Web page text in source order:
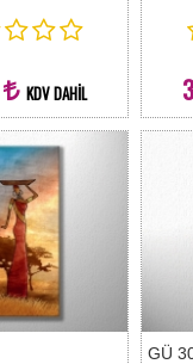
KDV DAHİL
GÜ